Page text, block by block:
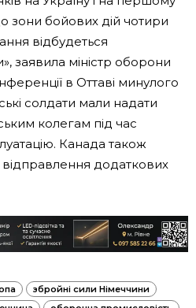
зони бойових дій чотири
відбудеться
заявила міністр оборони
в Оттаві минулого
солдати мали надати
колегам під час
Канада також
додаткових
збройні сили Німеччини